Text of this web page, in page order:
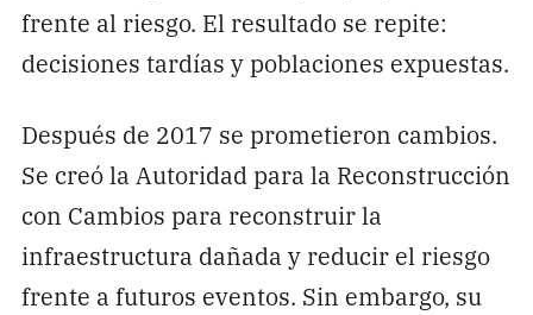
frente al riesgo. El resultado se repite:
decisiones tardías y poblaciones expuestas.
Después de 2017 se prometieron cambios.
Se creó la Autoridad para la Reconstrucción
con Cambios para reconstruir la
infraestructura dañada y reducir el riesgo
frente a futuros eventos. Sin embargo, su